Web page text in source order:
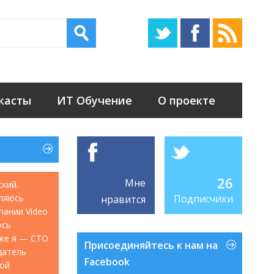
ИТ Обучение О проекте
Video
я — CTO
Мне
нравится
26
Подписчики
Присоединяйтесь к нам на
Facebook